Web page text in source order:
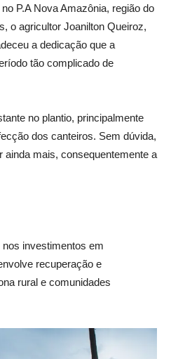
P.A Nova Amazônia, região do
o agricultor Joanilton Queiroz,
a dedicação que a
tão complicado de
no plantio, principalmente
dos canteiros. Sem dúvida,
ainda mais, consequentemente a
investimentos em
recuperação e
rural e comunidades